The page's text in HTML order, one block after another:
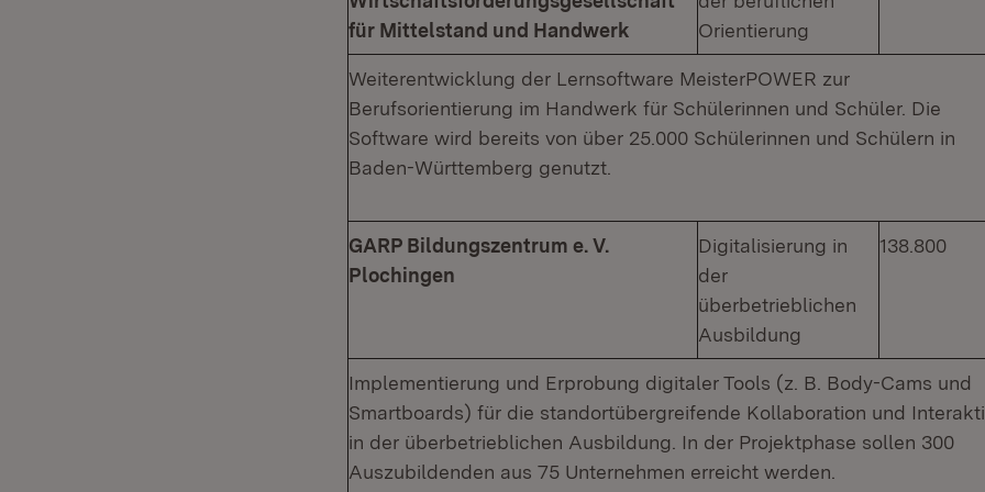
für Mittelstand und Handwerk
Orientierung
Weiterentwicklung der Lernsoftware MeisterPOWER zur
Berufsorientierung im Handwerk für Schülerinnen und Schüler. Die
Software wird bereits von über 25.000 Schülerinnen und Schülern in
Baden-Württemberg genutzt.
GARP Bildungszentrum e. V.
Plochingen
Digitalisierung in
der
überbetrieblichen
Ausbildung
138.800
Implementierung und Erprobung digitaler Tools (z. B. Body-Cams und
Smartboards) für die standortübergreifende Kollaboration und
in der überbetrieblichen Ausbildung. In der Projektphase sollen 300
Auszubildenden aus 75 Unternehmen erreicht werden.